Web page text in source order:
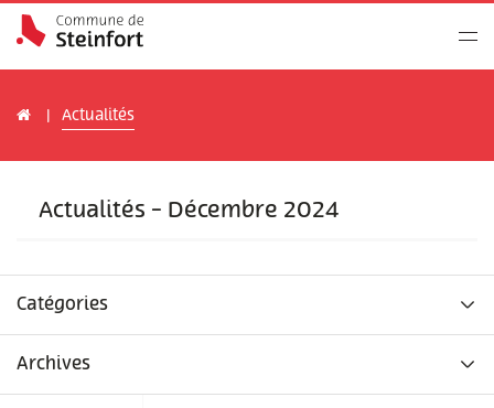
Actualités
Actualités - Décembre 2024
Catégories
Archives